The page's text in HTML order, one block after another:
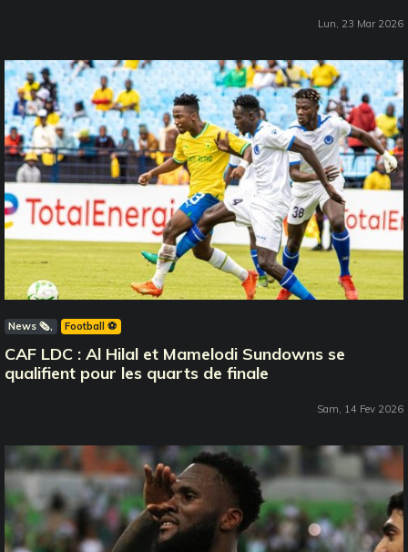
Lun, 23 Mar 2026
News 🗞️ Football ⚽️
CAF LDC : Al Hilal et Mamelodi Sundowns se
qualifient pour les quarts de finale
Sam, 14 Fev 2026